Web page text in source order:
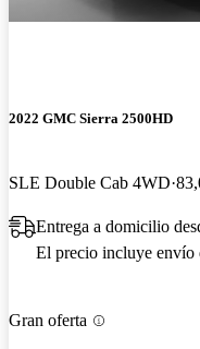
2022 GMC Sierra 2500HD
SLE Double Cab 4WD
Entrega a domicilio
El precio incluye envío
Gran oferta